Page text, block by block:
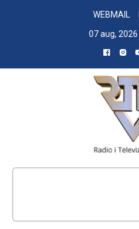
WEBMAIL
07 aug, 2026